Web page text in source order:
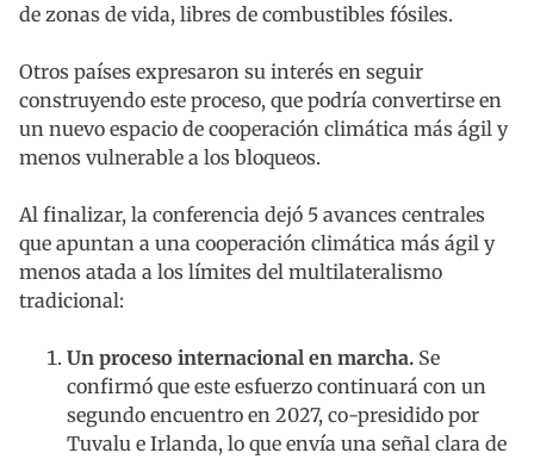
de zonas de vida, libres de combustibles fósiles.
Otros países expresaron su interés en seguir
construyendo este proceso, que podría convertirse en
un nuevo espacio de cooperación climática más ágil y
menos vulnerable a los bloqueos.
Al finalizar, la conferencia dejó 5 avances centrales
que apuntan a una cooperación climática más ágil y
menos atada a los límites del multilateralismo
tradicional:
Un proceso internacional en marcha. Se
confirmó que este esfuerzo continuará con un
segundo encuentro en 2027, co-presidido por
Tuvalu e Irlanda, lo que envía una señal clara de